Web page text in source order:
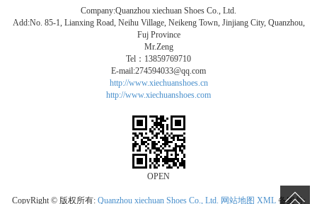
Company:Quanzhou xiechuan Shoes Co., Ltd.
Add:No. 85-1, Lianxing Road, Neihu Village, Neikeng Town, Jinjiang City, Quanzhou,
Fuj Province
Mr.Zeng
Tel：13859769710
E-mail:274594033@qq.com
http://www.xiechuanshoes.cn
http://www.xiechuanshoes.com
OPEN
CopyRight © 版权所有: Quanzhou xiechuan Shoes Co., Ltd. 网站地图 XML备案号: